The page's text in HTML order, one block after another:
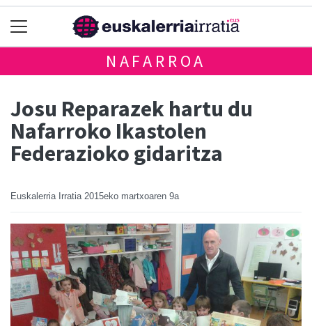
NAFARROA
Josu Reparazek hartu du
Nafarroko Ikastolen
Federazioko gidaritza
Euskalerria Irratia 2015eko martxoaren 9a